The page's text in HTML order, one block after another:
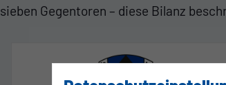
sieben Gegentoren – diese Bilanz